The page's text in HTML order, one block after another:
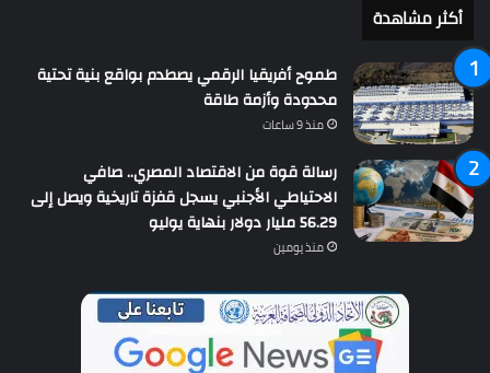
أكثر مشاهدة
طموح أفريقيا الرقمي يصطدم بواقع بنية تحتية
محدودة وأزمة طاقة
منذ 9 ساعات
رسالة قوة من الاقتصاد المصري.. صافي
الاحتياطي الأجنبي يسجل قفزة تاريخية ويصل إلى
56.29 مليار دولار بنهاية يوليو
منذ يومين